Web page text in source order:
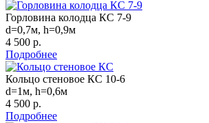
Горловина колодца КС 7-9
d=0,7м, h=0,9м
4 500 р.
Подробнее
Кольцо стеновое КС 10-6
d=1м, h=0,6м
4 500 р.
Подробнее